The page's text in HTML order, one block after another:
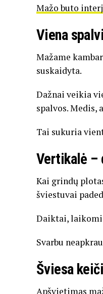
Mažo buto
Viena
Mažame
suskaidyta.
Dažnai veikia
spalvos. Medis,
Tai sukuria
Vertikalė –
Kai grindų
šviestuvai
Daiktai, laikomi
Svarbu
Šviesa
Apšvietimas